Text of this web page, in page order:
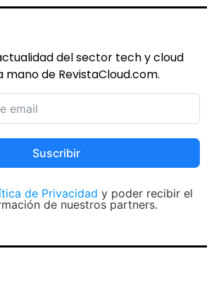
del sector tech y cloud
mano de RevistaCloud.com.
Suscribir
de Privacidad y poder recibir el
de nuestros partners.